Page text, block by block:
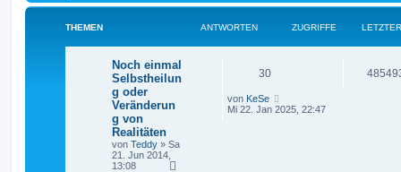
THEMEN ANTWORTEN ZUGRIFFE
Noch einmal
Selbstheilun
g oder
Veränderun
g von
Realitäten
von Teddy » Sa
21. Jun 2014,
13:08
30
von KeSe
Mi 22. Jan 2025, 22:47